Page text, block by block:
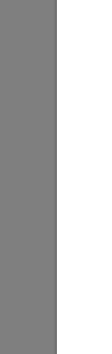
Мэр